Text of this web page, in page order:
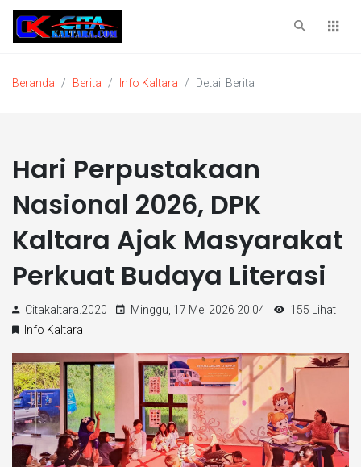
Beranda Berita Info Kaltara Detail Berita
Hari Perpustakaan
Nasional 2026, DPK
Kaltara Ajak Masyarakat
Perkuat Budaya Literasi
Citakaltara.2020 Minggu, 17 Mei 2026 20:04
155 Lihat
Info Kaltara